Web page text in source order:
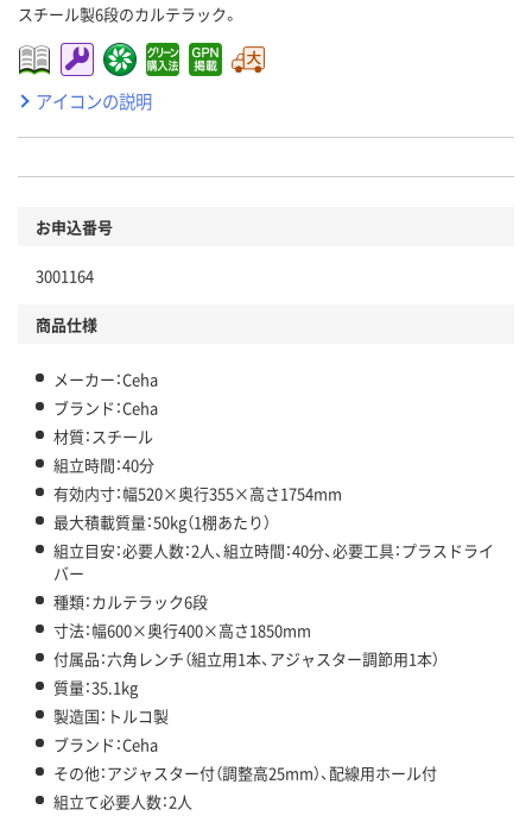
スチール製6段のカルテラック。
アイコンの説明
お申込番号
3001164
商品仕様
メーカー：Ceha
ブランド：Ceha
材質：スチール
組立時間：40分
有効内寸：幅520×奥行355×高さ1754mm
最大積載質量：50kg（1棚あたり）
組立目安：必要人数：2人、組立時間：40分、必要工具：プラスドライ
バー
種類：カルテラック6段
寸法：幅600×奥行400×高さ1850mm
付属品：六角レンチ（組立用1本、アジャスター調節用1本）
質量：35.1kg
製造国：トルコ製
ブランド：Ceha
その他：アジャスター付（調整高25mm）、配線用ホール付
組立て必要人数：2人